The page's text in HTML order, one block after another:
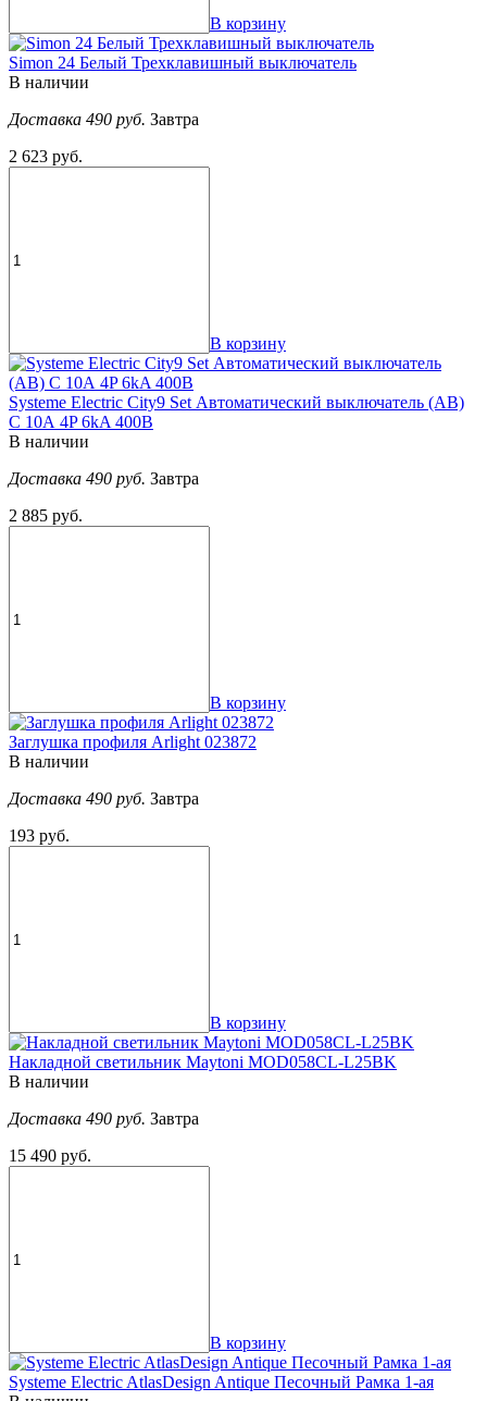
В корзину
Simon 24 Белый Трехклавишный выключатель
В наличии
Доставка 490 руб. Завтра
2 623 руб.
В корзину
Systeme Electric City9 Set Автоматический выключатель (АВ)
С 10А 4P 6kA 400В
В наличии
Доставка 490 руб. Завтра
2 885 руб.
В корзину
Заглушка профиля Arlight 023872
В наличии
Доставка 490 руб. Завтра
193 руб.
В корзину
Накладной светильник Maytoni MOD058CL-L25BK
В наличии
Доставка 490 руб. Завтра
15 490 руб.
В корзину
Systeme Electric AtlasDesign Antique Песочный Рамка 1-ая